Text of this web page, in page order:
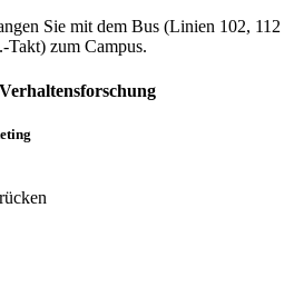
Sie mit dem Bus (Linien 102, 112
zum Campus.